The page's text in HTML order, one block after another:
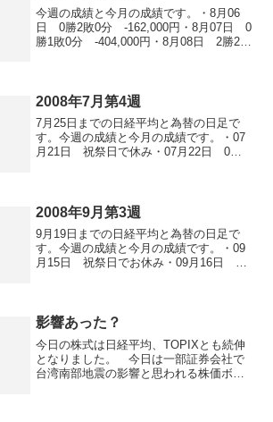
今週の成績と今月の成績です。・8月06
日 0勝2敗0分 -162,000円・8月07日 0
勝1敗0分 -404,000円・8月08日 2勝2敗
2008年7月第4週
7月25日までの日経平均と為替の日足で
す。今週の成績と今月の成績です。・07
月21日 祝祭日で休み・07月22日 0勝0
2008年9月第3週
9月19日までの日経平均と為替の日足で
す。今週の成績と今月の成績です。・09
月15日 祝祭日でお休み・09月16日 0
影響あった？
今日の株式は日経平均、TOPIXとも続伸
となりました。 今日は一部証券会社で
台湾南部地震の影響と思われる株価ボー